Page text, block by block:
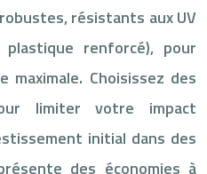
résistants aux UV
renforcé), pour
Choisissez des
limiter votre impact
initial dans des
des économies à